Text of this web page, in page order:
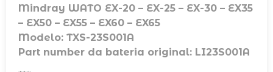
Mindray WATO EX-20 – EX-25 – EX-30 – EX35
– EX50 – EX55 – EX60 – EX65
Modelo: TXS-23S001A
Part number da bateria original: LI23S001A